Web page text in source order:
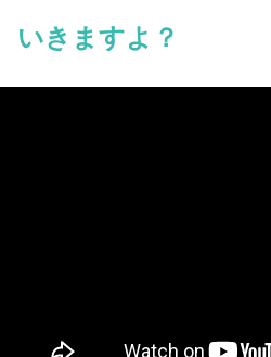
いきますよ？